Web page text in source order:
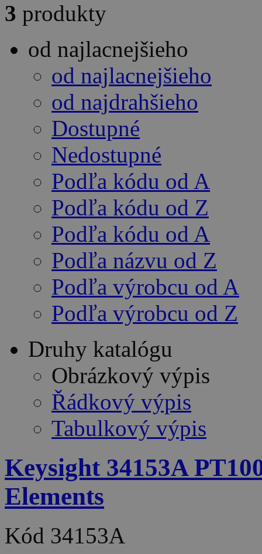
3 produkty
od najlacnejšieho
od najlacnejšieho
od najdrahšieho
Dostupné
Nedostupné
Podľa kódu od A
Podľa kódu od Z
Podľa kódu od A
Podľa názvu od Z
Podľa výrobcu od A
Podľa výrobcu od Z
Druhy katalógu
Obrázkový výpis
Řádkový výpis
Tabulkový výpis
Keysight 34153A
Elements
Kód 34153A